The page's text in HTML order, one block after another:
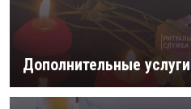
Дополнительные услуги